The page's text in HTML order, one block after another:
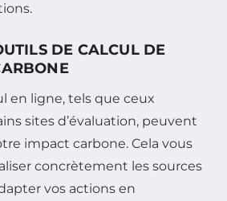
DE CALCUL DE
en ligne, tels que ceux
sites d’évaluation, peuvent
impact carbone. Cela vous
concrètement les sources
vos actions en